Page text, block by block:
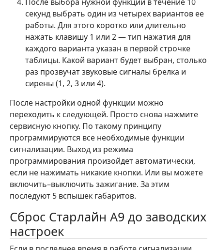
секунд выбрать один из четырех вариантов ее
работы. Для этого коротко или длительно
нажать клавишу 1 или 2 — тип нажатия для
каждого варианта указан в первой строчке
таблицы. Какой вариант будет выбран, столько
раз прозвучат звуковые сигналы брелка и
сирены (1, 2, 3 или 4).
После настройки одной функции можно
переходить к следующей. Просто снова нажмите
сервисную кнопку. По такому принципу
программируются все необходимые функции
сигнализации. Выход из режима
программирования произойдет автоматически,
если не нажимать никакие кнопки. Или вы можете
включить–выключить зажигание. За этим
последуют 5 вспышек габаритов.
Сброс Старлайн А9 до заводских
настроек